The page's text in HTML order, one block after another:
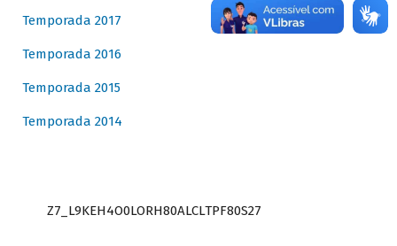
Temporada 2017
Temporada 2016
Temporada 2015
Temporada 2014
Z7_L9KEH4O0LORH80ALCLTPF80S27